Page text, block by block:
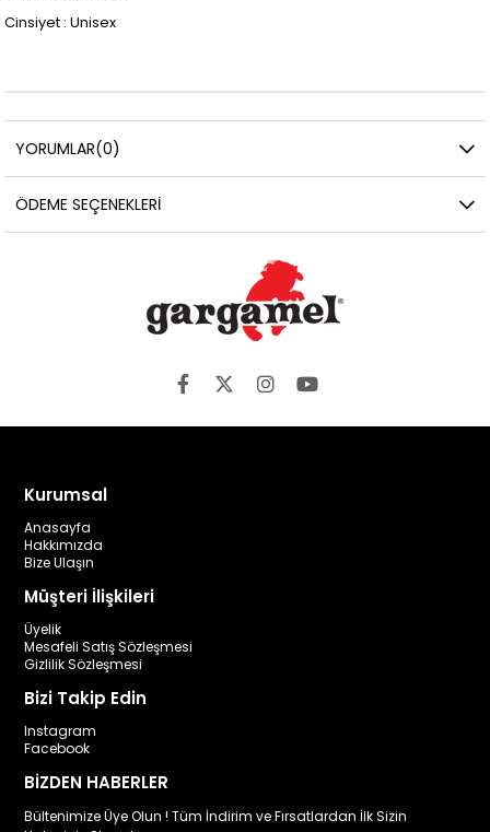
Cinsiyet : Unisex
YORUMLAR(0)
ÖDEME SEÇENEKLERI
Kurumsal
Anasayfa
Hakkımızda
Bize Ulaşın
Müşteri İlişkileri
Üyelik
Mesafeli Satış Sözleşmesi
Gizlilik Sözleşmesi
Bizi Takip Edin
Instagram
Facebook
BİZDEN HABERLER
Bültenimize Üye Olun ! Tüm İndirim ve Fırsatlardan İlk Sizin